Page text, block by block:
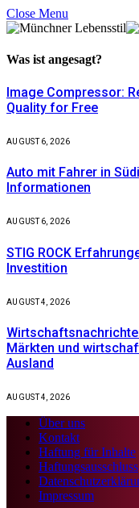
Close Menu
Was ist angesagt?
Image Compressor:
Quality for Free
AUGUST 6, 2026
Auto mit Fahrer in
Informationen
AUGUST 6, 2026
STIG ROCK
Investition
AUGUST 4, 2026
Märkten und
Ausland
AUGUST 4, 2026
Über uns
Kontakt
Haftung für Inhalte
Haftungsausschluss
Impressum